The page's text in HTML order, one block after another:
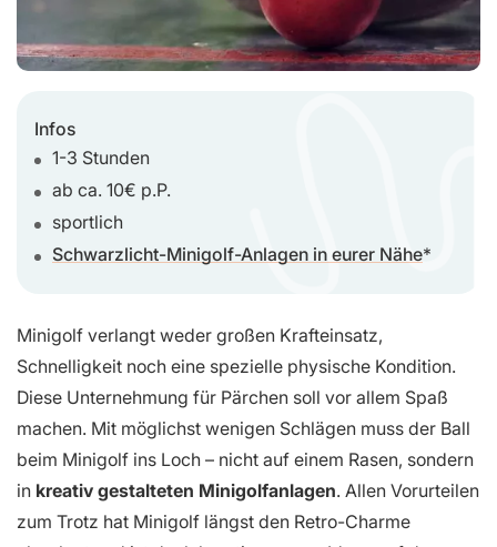
Infos
1-3 Stunden
ab ca. 10€ p.P.
sportlich
Schwarzlicht-Minigolf-Anlagen in eurer Nähe
Minigolf verlangt weder großen Krafteinsatz,
Schnelligkeit noch eine spezielle physische Kondition.
Diese Unternehmung für Pärchen soll vor allem Spaß
machen. Mit möglichst wenigen Schlägen muss der Ball
beim Minigolf ins Loch – nicht auf einem Rasen, sondern
in kreativ gestalteten Minigolfanlagen. Allen Vorurteilen
zum Trotz hat Minigolf längst den Retro-Charme